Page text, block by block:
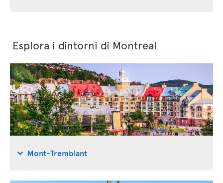
Esplora i dintorni di Montreal
Mont-Tremblant